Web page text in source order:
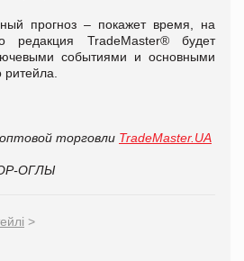
прогноз – покажет время, на
редакция TradeMaster® будет
событиями и основными
ритейла.
торговли TradeMaster.UA
ОГЛЫ
>